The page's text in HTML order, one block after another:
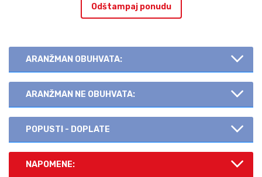
Odštampaj ponudu
ARANŽMAN OBUHVATA:
ARANŽMAN NE OBUHVATA:
POPUSTI - DOPLATE
NAPOMENE: